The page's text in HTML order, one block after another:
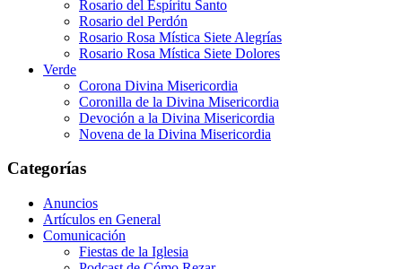
Rosario del Espíritu Santo
Rosario del Perdón
Rosario Rosa Mística Siete Alegrías
Rosario Rosa Mística Siete Dolores
Verde
Corona Divina Misericordia
Coronilla de la Divina Misericordia
Devoción a la Divina Misericordia
Novena de la Divina Misericordia
Categorías
Anuncios
Artículos en General
Comunicación
Fiestas de la Iglesia